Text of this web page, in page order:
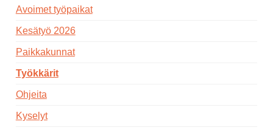
Avoimet työpaikat
Kesätyö 2026
Paikkakunnat
Työkkärit
Ohjeita
Kyselyt